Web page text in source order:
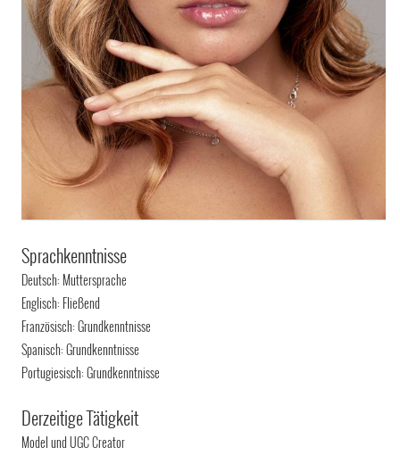
Sprachkenntnisse
Deutsch: Muttersprache
Englisch: Fließend
Französisch: Grundkenntnisse
Spanisch: Grundkenntnisse
Portugiesisch: Grundkenntnisse
Derzeitige Tätigkeit
Model und UGC Creator